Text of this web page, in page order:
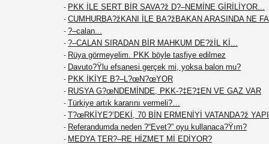
- PKK İLE SERT BİR SAVA?ž D?–NEMİNE GİRİLİYOR...
- CUMHURBA?žKANI İLE BA?žBAKAN ARASINDA NE
- ?–calan...
- ?–CALAN SIRADAN BİR MAHKUM DE?žİL Kİ...
- Rüya görmeyelim. PKK böyle tasfiye edilmez
- Davuto?Ÿlu efsanesi gerçek mi, yoksa balon mu?
- PKK İKİYE B?–L?œN?œYOR
- RUSYA G?œNDEMİNDE, PKK-?‡E?‡EN VE GAZ VAR
- Türkiye artık kararını vermeli?…
- T?œRKİYE?’DEKİ, 70 BİN ERMENİYİ VATANDA?ž
- Referandumda neden ?“Evet?” oyu kullanaca?Ÿım?
- MEDYA TER?–RE HİZMET Mİ EDİYOR?